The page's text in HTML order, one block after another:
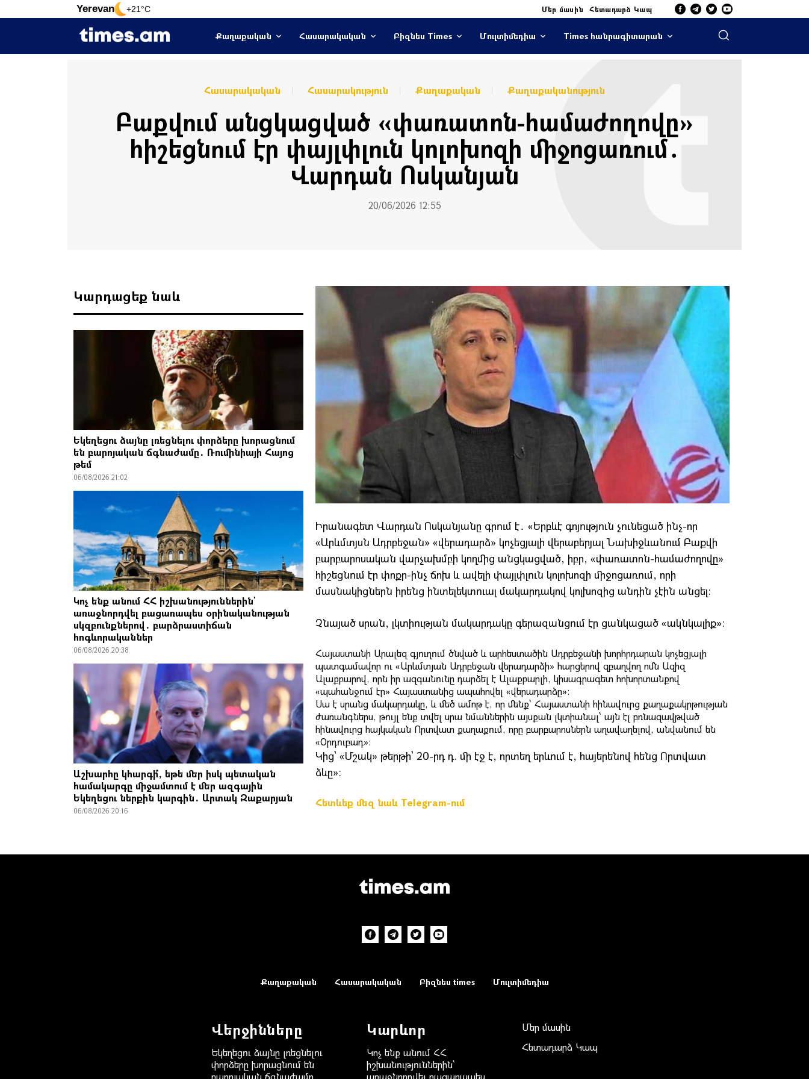
Yerevan +21°C Մեր մասին Հետադարձ Կապ
Քաղաքական Հասարակական Բիզնես Times Մուլտիմեդիա Times հանրագիտարան
Հասարակական Հասարակություն Քաղաքական Քաղաքականություն
Բաքվում անցկացված «փառատոն-համաժողովը»
հիշեցնում էր փայլփլուն կոլոխոզի միջոցառում․
Վարդան Ոսկանյան
20/06/2026 12:55
Կարդացեք նաև
Եկեղեցու ձայնը լռեցնելու փորձերը խորացնում
են բարոյական ճգնաժամը․ Ռումինիայի Հայոց
թեմ
06/08/2026 21:02
Կոչ ենք անում ՀՀ իշխանություններին`
առաջնորդվել բացառապես օրինականության
սկզբունքներով․ բարձրաստիճան
հոգևորականներ
06/08/2026 20:38
Աշխարհը կհարգի՞, եթե մեր իսկ պետական
համակարգը միջամտում է մեր ազգային
Եկեղեցու ներքին կարգին․ Արտակ Զաքարյան
06/08/2026 20:16
Իրանագետ Վարդան Ոսկանյանը գրում է․ «Երբևէ գոյություն չունեցած ինչ-որ
«Արևմտյսն Ադրբեջան» «վերադարձ» կոչեցյալի վերաբերյալ Նախիջևանում Բաքվի
բարբարոսական վարչախմբի կողմից անցկացված, իբր, «փառատոն-համաժողովը»
հիշեցնում էր փոքր-ինչ ճոխ և ավելի փայլփլուն կոլոխոզի միջոցառում, որի
մասնակիցներն իրենց ինտելեկտուալ մակարդակով կոլխոզից անդին չէին անցել։
Չնայած սրան, լկտիության մակարդակը գերազանցում էր ցանկացած «ակնկալիք»։
Հայաստանի Արալեզ գյուղում ծնված և արհեստածին Ադրբեջանի խորհրդարան կոչեցյալի
պատգամավոր ու «Արևմտյան Ադրբեջան վերադարձի» հարցերով զբաղվող ոմն Ազիզ
Ալաքբարով, որն իր ազգանունը դարձել է Ալաքբարլի, կիսագրագետ հոխորտանքով
«պահանջում էր» Հայաստանից ապահովել «վերադարձը»:
Սա է սրանց մակարդակը, և մեծ ամոթ է, որ մենք՝ Հայաստանի հինավուրց քաղաքակրթության
ժառանգներս, թույլ ենք տվել սրա նմաններին այսքան լկտիանալ՝ այն էլ բռնազավթված
հինավուրց հայկական Որտվատ քաղաքում, որը բարբարոսներն աղավաղելով, անվանում են
«Օրդուբադ»։
Կից՝ «Մշակ» թերթի՝ 20-րդ դ. մի էջ է, որտեղ երևում է, հայերենով հենց Որտվատ
ձևը»։
Հետևեք մեզ նաև Telegram-ում
Քաղաքական Հասարակական Բիզնես times Մուլտիմեդիա
Վերջինները
Եկեղեցու ձայնը լռեցնելու
փորձերը խորացնում են
բարոյական ճգնաժամը․
Կարևոր
Կոչ ենք անում ՀՀ
իշխանություններին`
առաջնորդվել բացառապես
Մեր մասին
Հետադարձ Կապ